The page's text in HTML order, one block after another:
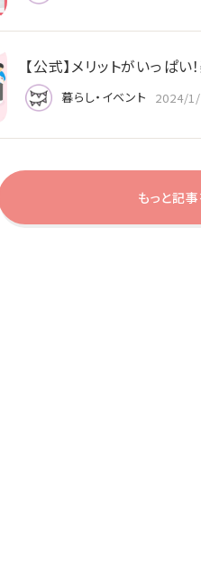
【公式】メリットがいっぱ
暮らし・イベント 2024/
もっと記